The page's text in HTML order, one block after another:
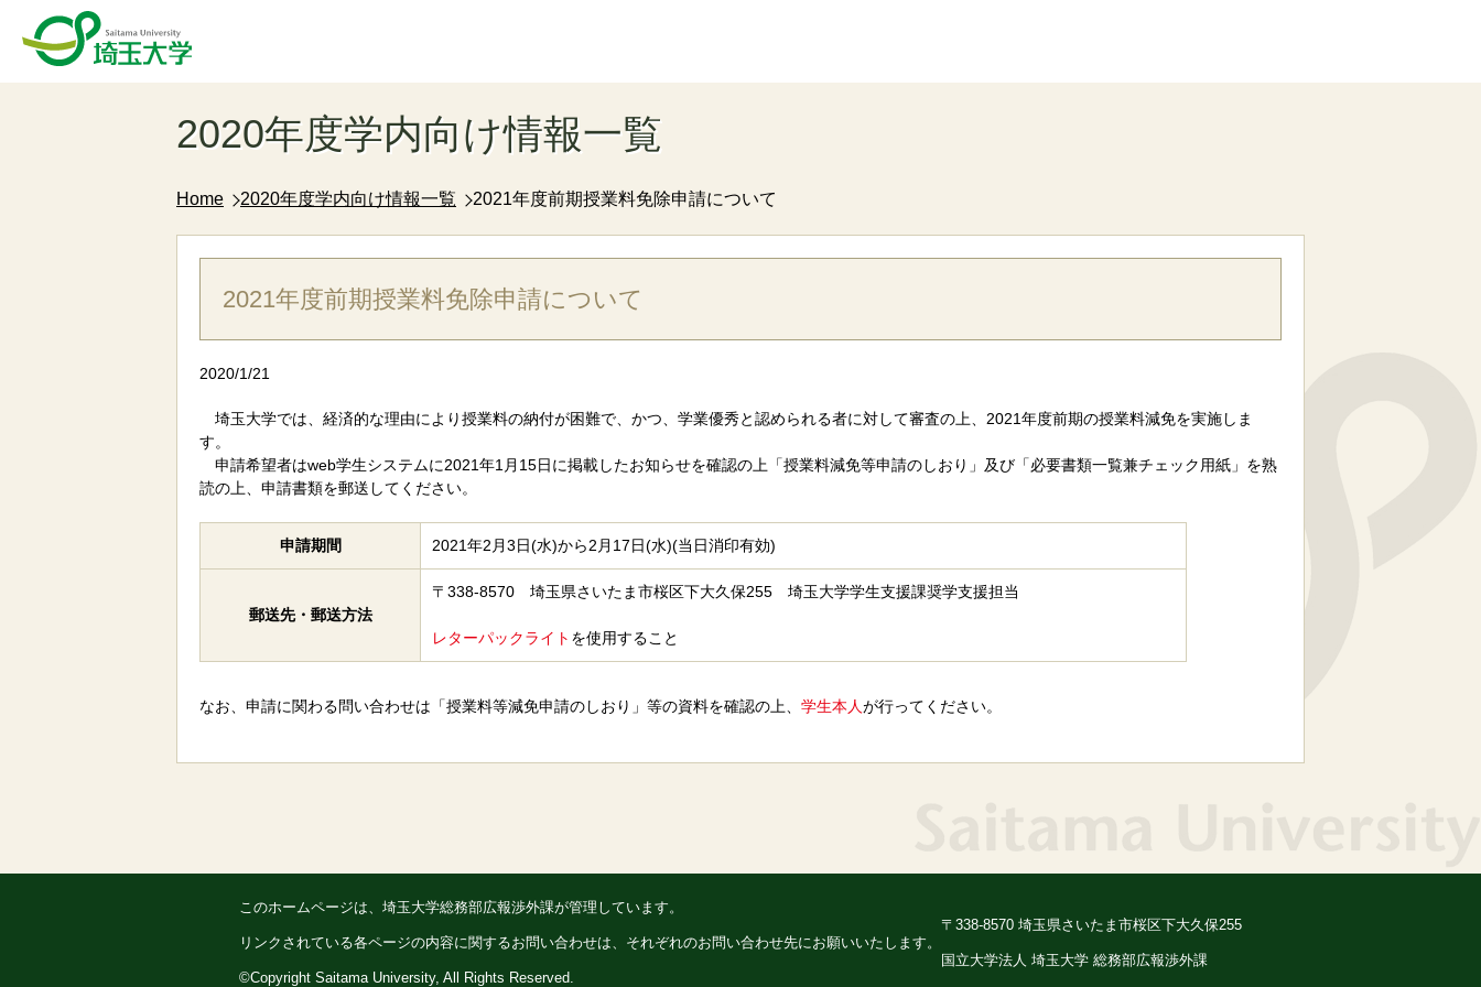
2020年度学内向け情報一覧
Home 2020年度学内向け情報一覧 2021年度前期授業料免除申請について
2021年度前期授業料免除申請について
2020/1/21
埼玉大学では、経済的な理由により授業料の納付が困難で、かつ、学業優秀と認められる者に対して審査の上、2021年度前期の授業料減免を実施しま
す。
申請希望者はweb学生システムに2021年1月15日に掲載したお知らせを確認の上「授業料減免等申請のしおり」及び「必要書類一覧兼チェック用紙」を熟
読の上、申請書類を郵送してください。
申請期間 2021年2月3日(水)から2月17日(水)(当日消印有効)
郵送先・郵送方法
〒338-8570 埼玉県さいたま市桜区下大久保255 埼玉大学学生支援課奨学支援担当
レターパックライト を使用すること
なお、申請に関わる問い合わせは「授業料等減免申請のしおり」等の資料を確認の上、 学生本人が行ってください。
このホームページは、埼玉大学総務部広報渉外課が管理しています。
リンクされている各ページの内容に関するお問い合わせは、それぞれのお問い合わせ先にお願いいたします。
©Copyright Saitama University, All Rights Reserved.
〒338-8570 埼玉県さいたま市桜区下大久保255
国立大学法人 埼玉大学 総務部広報渉外課